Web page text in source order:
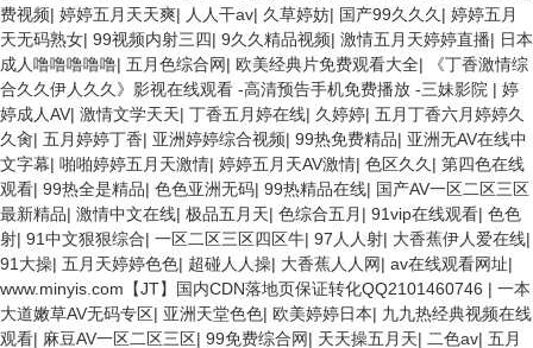
费视频| 婷婷五月天天爽| 人人干av| 久草婷妨| 国产99久久久 | 婷婷五月
天无码熟女| 99视频内射三四| 9久久精品视频| 激情五月天婷婷直播| 日本
成人噜噜噜噜噜| 五月色综合网| 欧美经典片免费观看大全|
《丁香激情综
合久久伊人久久》影视在线观看 -高清预告手机免费播放 -三妹影院 | 婷
婷成人AV| 激情文学天天| 丁香五月婷在线| 久婷婷| 五月丁香六月婷婷久
久肏| 五月婷婷丁香| 亚洲婷婷综合视频| 99热免费精品| 亚洲无AV在线中
文字幕| 啪啪婷婷五月天激情| 婷婷五月天AV激情| 色区久久 | 第四色在线
观看| 99热全是精品| 色色亚洲无码| 99热精品在线| 国产AV一区二区三区
最新精品| 激情中文在线| 极品五月天| 色综合五月 | 91vip在线观看| 色色
射| 91中文狠狠综合| 一区二区三区四区牛| 97人人射| 大香蕉伊人爱在线|
91大操| 五月天婷婷色色| 超碰人人操| 大香蕉人人网| av在线观看网址|
www.minyis.com【JT】国内CDN落地页保证转化QQ2101460746 | 一本
大道嫩草AV无码专区| 亚洲天堂色色| 欧美婷婷日本| 九九热经典视频在线
观看| 麻豆AV一区二区三区| 99免费综合网| 天天操五月天| 二色av| 五月